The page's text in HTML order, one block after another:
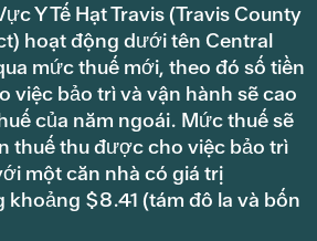
Y Tế Hạt Travis (Travis County
hoạt động dưới tên Central
mức thuế mới, theo đó số tiền
việc bảo trì và vận hành sẽ cao
của năm ngoái. Mức thuế sẽ
thuế thu được cho việc bảo trì
một căn nhà có giá trị
khoảng $8.41 (tám đô la và bốn